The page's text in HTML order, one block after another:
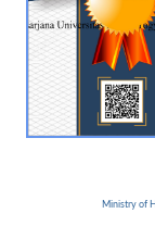
Ministry of